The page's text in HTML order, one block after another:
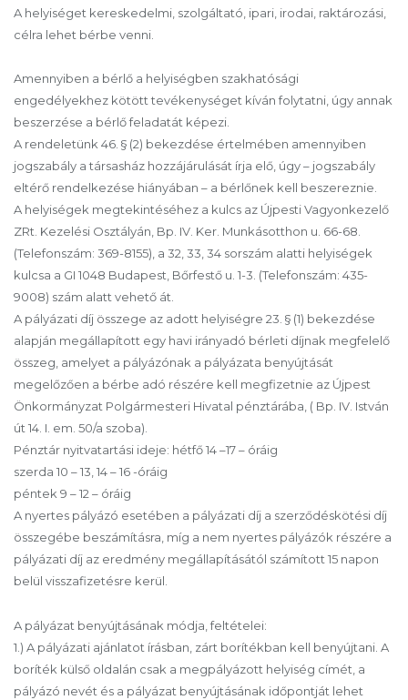
A helyiséget kereskedelmi, szolgáltató, ipari, irodai, raktározási,
célra lehet bérbe venni.
Amennyiben a bérlő a helyiségben szakhatósági
engedélyekhez kötött tevékenységet kíván folytatni, úgy annak
beszerzése a bérlő feladatát képezi.
A rendeletünk 46. § (2) bekezdése értelmében amennyiben
jogszabály a társasház hozzájárulását írja elő, úgy – jogszabály
eltérő rendelkezése hiányában – a bérlőnek kell beszereznie.
A helyiségek megtekintéséhez a kulcs az Újpesti Vagyonkezelő
ZRt. Kezelési Osztályán, Bp. IV. Ker. Munkásotthon u. 66-68.
(Telefonszám: 369-8155), a 32, 33, 34 sorszám alatti helyiségek
kulcsa a GI 1048 Budapest, Bőrfestő u. 1-3. (Telefonszám: 435-
9008) szám alatt vehető át.
A pályázati díj összege az adott helyiségre 23. § (1) bekezdése
alapján megállapított egy havi irányadó bérleti díjnak megfelelő
összeg, amelyet a pályázónak a pályázata benyújtását
megelőzően a bérbe adó részére kell megfizetnie az Újpest
Önkormányzat Polgármesteri Hivatal pénztárába, ( Bp. IV. István
út 14. I. em. 50/a szoba).
Pénztár nyitvatartási ideje: hétfő 14 –17 – óráig
szerda 10 – 13, 14 – 16 -óráig
péntek 9 – 12 – óráig
A nyertes pályázó esetében a pályázati díj a szerződéskötési díj
összegébe beszámításra, míg a nem nyertes pályázók részére a
pályázati díj az eredmény megállapításától számított 15 napon
belül visszafizetésre kerül.
A pályázat benyújtásának módja, feltételei:
1.) A pályázati ajánlatot írásban, zárt borítékban kell benyújtani. A
boríték külső oldalán csak a megpályázott helyiség címét, a
pályázó nevét és a pályázat benyújtásának időpontját lehet